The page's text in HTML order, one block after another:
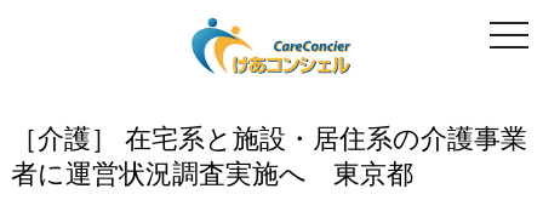
［介護］ 在宅系と施設・居住系の介護事業
者に運営状況調査実施へ 東京都